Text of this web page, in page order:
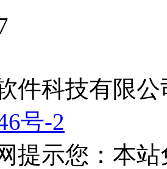
件科技有限
号-2
提示您：本